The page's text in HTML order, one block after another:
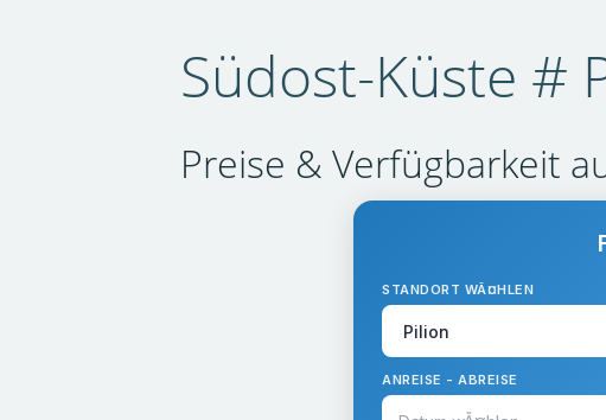
Südost-Küste #
Preise & Verfügbarkeit
STANDORT WÃ¤HLEN
ANREISE - ABREISE